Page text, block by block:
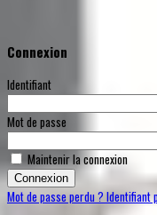
Connexion
Identifiant
Mot de passe
Maintenir la connexion
Connexion
Mot de passe perdu ? Identifiant